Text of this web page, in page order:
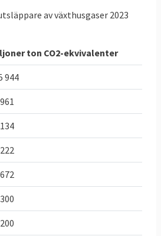
30,2 Mt
2024
på 21,6
av växthusgaser 2023
ton CO2-ekvivalenter
944